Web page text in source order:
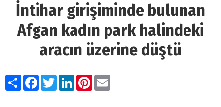
İntihar girişiminde bulunan
Afgan kadın park halindeki
aracın üzerine düştü
PaylaşFacebook
TwitterLinkedIn
Pinterest
Email